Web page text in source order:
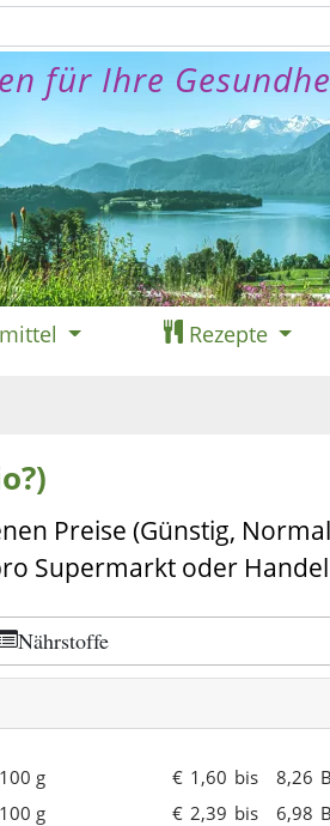
für Ihre
Rezepte
Preise (Günstig,
Supermarkt oder
Nährstoffe
100 g € 1,60 bis 8,26
100 g € 2,39 bis 6,98